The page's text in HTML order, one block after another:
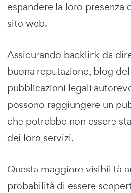
espandere la loro presenza
sito web.
Assicurando backlink da
buona reputazione, blog
pubblicazioni legali
possono raggiungere un
che potrebbe non essere
dei loro servizi.
Questa maggiore visibilità
probabilità di essere